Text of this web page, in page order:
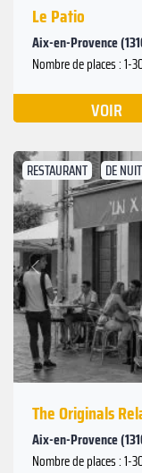
Le Patio
Aix-en-Provence
Nombre de places : 1-
VOIR
RESTAURANT DE NUIT
Précédent
The Originals
Aix-en-Provence
Nombre de places : 1-